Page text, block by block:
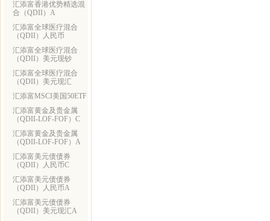
汇添富香港优势精选混
合（QDII）A
汇添富全球医疗混合
（QDII）人民币
汇添富全球医疗混合
（QDII）美元现钞
汇添富全球医疗混合
（QDII）美元现汇
汇添富MSCI美国50ETF
汇添富黄金及贵金属
（QDII-LOF-FOF）C
汇添富黄金及贵金属
（QDII-LOF-FOF）A
汇添富美元债债券
（QDII）人民币C
汇添富美元债债券
（QDII）人民币A
汇添富美元债债券
（QDII）美元现汇A